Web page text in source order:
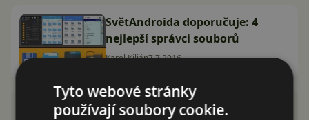
SvětAndroida doporučuje: 4
nejlepší správci souborů
Karel Kilián7.7.2016
Tyto webové stránky
používají soubory cookie.